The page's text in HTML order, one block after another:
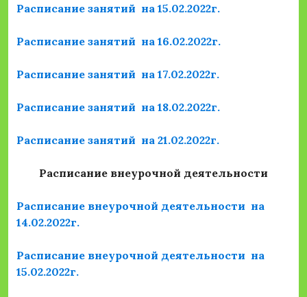
Расписание занятий на 15.02.2022г.
Расписание занятий на 16.02.2022г.
Расписание занятий на 17.02.2022г.
Расписание занятий на 18.02.2022г.
Расписание занятий на 21.02.2022г.
Расписание внеурочной деятельности
Расписание внеурочной деятельности на
14.02.2022г.
Расписание внеурочной деятельности на
15.02.2022г.